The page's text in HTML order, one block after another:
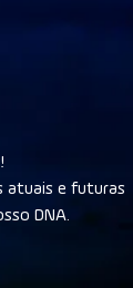
atuais e futuras
DNA.